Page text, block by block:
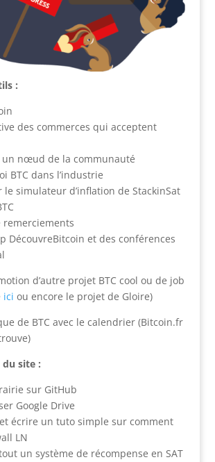
:
des commerces qui acceptent
un nœud de la communauté
BTC dans l’industrie
simulateur d’inflation de StackinSat
remerciements
DécouvreBitcoin et des conférences
d’autre projet BTC cool ou de job
ici ou encore le projet de Gloire)
de BTC avec le calendrier (Bitcoin.fr
site :
sur GitHub
Google Drive
écrire un tuto simple sur comment
LN
un système de récompense en SAT